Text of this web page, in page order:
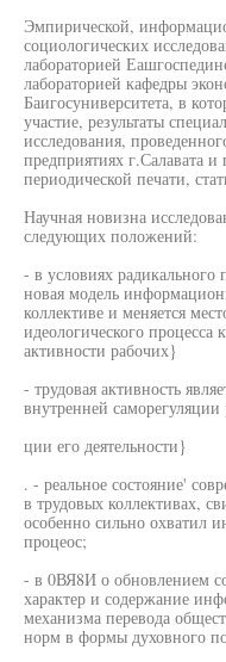
Эмпирической,
социологических
лабораторией
лабораторией кафедры
Баигосуниверситета, в
участие, результаты
исследования,
предприятиях г.Салавата
периодической печати,
Научная новизна
следующих положений:
- в условиях радикального
новая модель
коллективе и меняется
идеологического
активности рабочих}
- трудовая активность
внутренней
ции его деятельности}
. - реальное состояние'
в трудовых коллективах,
особенно сильно охватил
процеос;
- в 0ВЯ8И о обновлением
характер и содержание
механизма перевода
норм в формы духовного